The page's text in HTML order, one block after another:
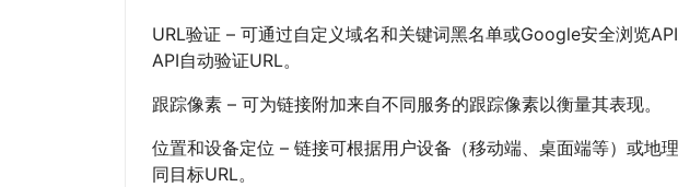
URL验证 – 可通过自定义域名和关键词黑名单或Google安全浏览
API自动验证URL。
跟踪像素 – 可为链接附加来自不同服务的跟踪像素以衡量其表现。
位置和设备定位 – 链接可根据用户设备（移动端、桌面端等）或地
同目标URL。